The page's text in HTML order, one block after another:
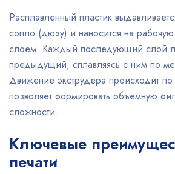
Расплавленный пластик
сопло (дюзу) и наносится на
слоем. Каждый последующий слой
предыдущий, сплавляясь с ним по
Движение экструдера происходит
позволяет формировать объемную
сложности.
Ключевые
печати